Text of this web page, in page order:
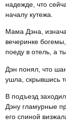
надежде, что
началу кутежа.
Мама Дэна,
вечеринке
поеду в отель, а
Дэн понял, что
ушла, скрывшись
В подъезд
Дэну гламурные
его спиной